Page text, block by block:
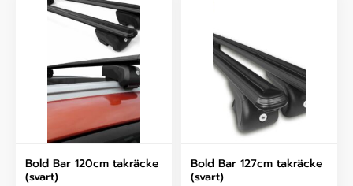
Bold Bar 120cm takräcke
(svart)
Bold Bar 127cm takräcke
(svart)